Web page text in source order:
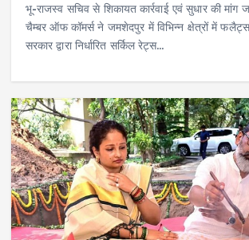
भू-राजस्व सचिव से शिकायत कार्रवाई एवं सुधार की मांग
चैम्बर ऑफ कॉमर्स ने जमशेदपुर में विभिन्न क्षेत्रों में
सरकार द्वारा निर्धारित सर्किल रेट्स…